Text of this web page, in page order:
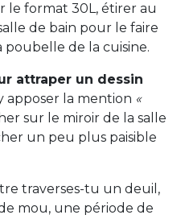
le format 30L, étirer au
de bain pour le faire
de la cuisine.
attraper un dessin
apposer la mention «
sur le miroir de la salle
un peu plus paisible
traverses-tu un deuil,
mou, une période de